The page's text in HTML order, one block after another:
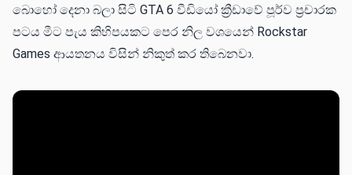
බොහෝ දෙනා බලා සිටි GTA 6 වීඩියෝ ක්‍රීඩාවේ පූර්ව ප්‍රචාරක
පටය මීට පැය කිහිපයකට පෙර නිල වශයෙන් Rockstar
Games ආයතනය විසින් නිකුත් කර තිබෙනවා.